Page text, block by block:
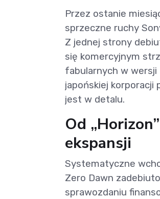
Przez ostanie
sprzeczne ruchy
Z jednej strony
się komercyjnym
fabularnych w wersji
japońskiej korporacji
jest w detalu.
Od
ekspansji
Systematyczne
Zero Dawn
sprawozdaniu